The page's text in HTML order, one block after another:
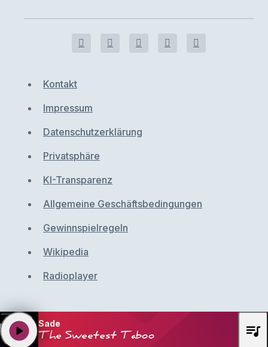
Kontakt
Impressum
Datenschutzerklärung
Privatsphäre
KI-Transparenz
Allgemeine Geschäftsbedingungen
Gewinnspielregeln
Wikipedia
Radioplayer
Sade
The Sweetest Taboo
play_arrow queue_music